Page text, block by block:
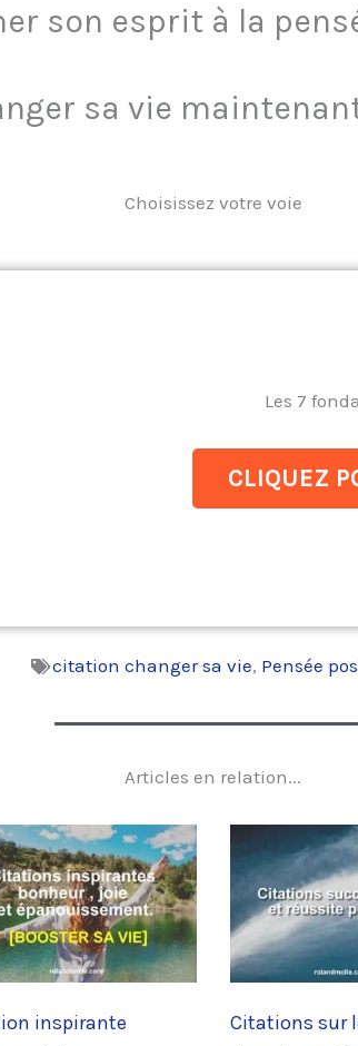
son esprit à la
sa vie
Choisissez votre voie
Les 7
CLIQUEZ
citation changer sa vie, Pensée
Articles en relation...
inspirante
Citations sur